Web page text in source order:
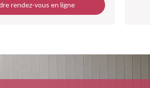
rendez-vous en ligne